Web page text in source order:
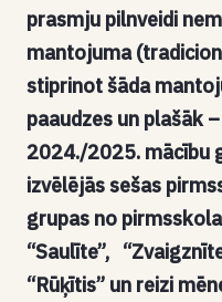
prasmju pilnveidi
mantojuma
stiprinot šāda
paaudzes un plašāk
2024./2025. mācību
izvēlējās sešas
grupas no
“Saulīte”,
“Rūķītis” un reizi